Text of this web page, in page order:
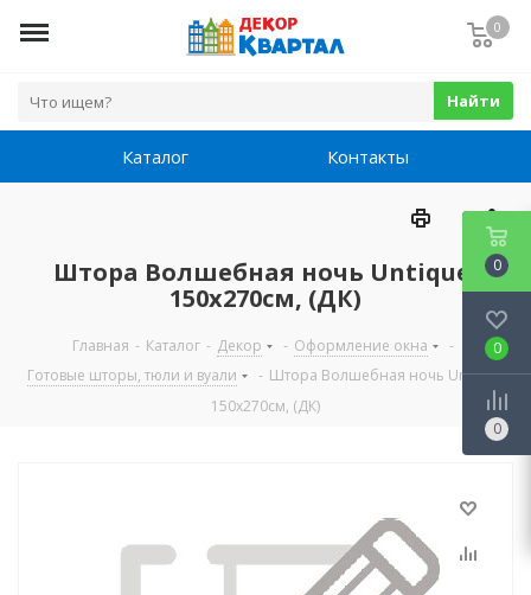
0
Найти
Каталог Контакты
Штора Волшебная ночь Untique,
150х270см, (ДК)
Главная - Каталог - Декор - Оформление окна
-
Готовые шторы, тюли и вуали
- Штора Волшебная ночь Untique,
150х270см, (ДК)
0
0
0